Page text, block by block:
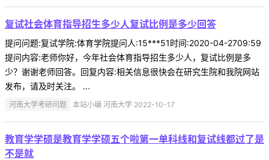
复试社会体育指导招生多少人复试比例是多少回答
提问问题:复试学院:体育学院提问人:15***51时间:2020-04-2709:59
提问内容:老师你好，今年社会体育指导招生多少人，复试比例是多
少？谢谢老师回答。回复内容:相关信息很快会在研究生院和我院网站
发布，请及时关注。 ...
河南大学考研问题 本站小编 河南大学 2022-10-17
教育学学硕是教育学学硕五个啦第一单科线和复试线都过了是
不是就